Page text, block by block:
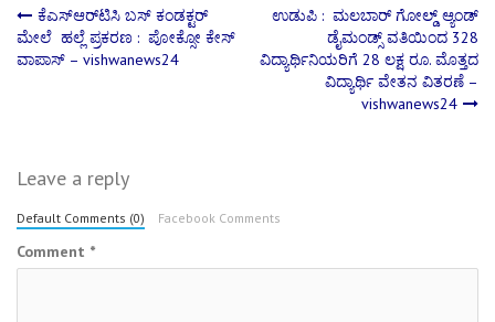
Post
navigation
ಕೆಎಸ್‌ಆರ್‌ಟಿಸಿ ಬಸ್ ಕಂಡಕ್ಟರ್
ಮೇಲೆ ಹಲ್ಲೆ ಪ್ರಕರಣ : ಪೋಕ್ಸೋ ಕೇಸ್
ವಾಪಾಸ್ – vishwanews24
ಉಡುಪಿ : ಮಲಬಾರ್ ಗೋಲ್ಡ್ ಆ್ಯಂಡ್
ಡೈಮಂಡ್ಸ್ ವತಿಯಿಂದ 328
ವಿದ್ಯಾರ್ಥಿನಿಯರಿಗೆ 28 ಲಕ್ಷ ರೂ. ಮೊತ್ತದ
ವಿದ್ಯಾರ್ಥಿ ವೇತನ ವಿತರಣೆ –
vishwanews24
Leave a reply
Default Comments (0) Facebook Comments
Comment *